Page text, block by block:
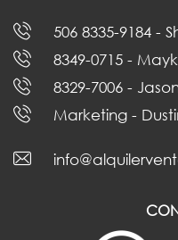
506 8335-9184 -
8349-0715 -
8329-7006 -
Marketing -